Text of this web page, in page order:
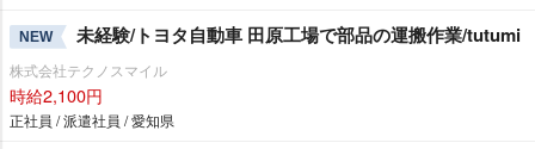
NEW 未経験/トヨタ自動車 田原工場で部品の運搬作業/tutumi
株式会社テクノスマイル
時給2,100円
正社員 / 派遣社員 / 愛知県